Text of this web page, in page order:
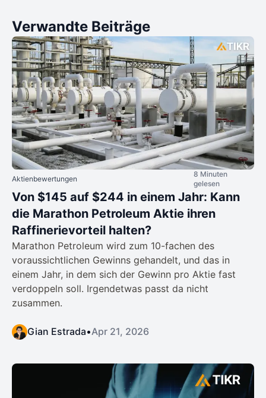
Verwandte Beiträge
Aktienbewertungen
8 Minuten
gelesen
Von $145 auf $244 in einem Jahr: Kann
die Marathon Petroleum Aktie ihren
Raffinerievorteil halten?
Marathon Petroleum wird zum 10-fachen des
voraussichtlichen Gewinns gehandelt, und das in
einem Jahr, in dem sich der Gewinn pro Aktie fast
verdoppeln soll. Irgendetwas passt da nicht
zusammen.
Gian Estrada•Apr 21, 2026